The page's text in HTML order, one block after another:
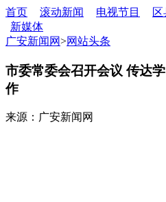
首页 滚动新闻 电视节目 区
新媒体
广安新闻网>网站头条
市委常委会召开会议 传达
作
来源：广安新闻网